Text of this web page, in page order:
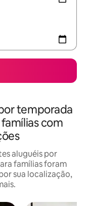
temporada
com
aluguéis por
famílias foram
sua localização,